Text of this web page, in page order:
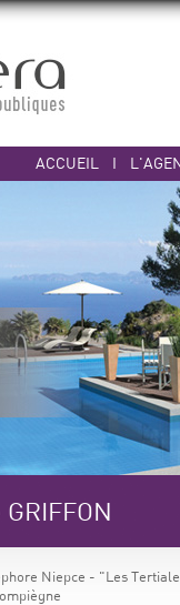
ACCUEIL I
Niepce - "Les